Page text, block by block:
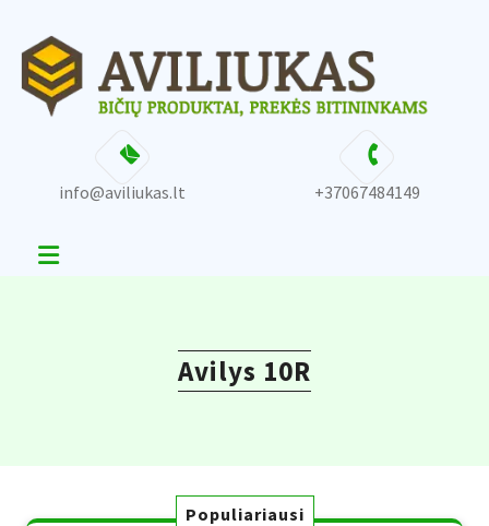
content
info@aviliukas.lt +37067484149
Avilys 10R
Populiariausi